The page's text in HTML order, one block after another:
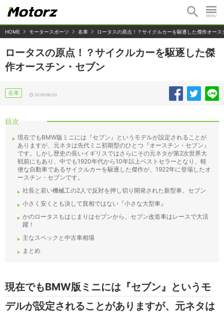
HOME モータースポーツ 名車 ロータスの原点！？サイクルカーを駆逐した傑作オース
ロータスの原点！？サイクルカーを駆逐した傑
作オースチン・セブン
名車 2018/08/20
目次
現在でもBMW版ミニには『セブン』というモデルが設定されることが
ありますが、元ネタは先代ミニ初期型のひとつ『オースチン・セブン』
です。しかし歴史の長いイギリスではさらにその元ネタが第2次世界大
戦前にもあり、中でも1920年代から10年以上ベストセラーとなり、軽
便な自動車であるサイクルカーを駆逐した傑作が、1922年に登場したオ
ースチン・セブンです。
社長と若い機械工の2人で反対を押し切り開発された新型車、セブン
小さく安くとも決して貧相ではない『小さな大型車』
かのロータスもはじまりはセブンから。セブン改造車はレースで大活
躍！
主なスペックと中古車相場
まとめ
現在でもBMW版ミニには『セブン』というモ
デルが設定されることがありますが、元ネタは